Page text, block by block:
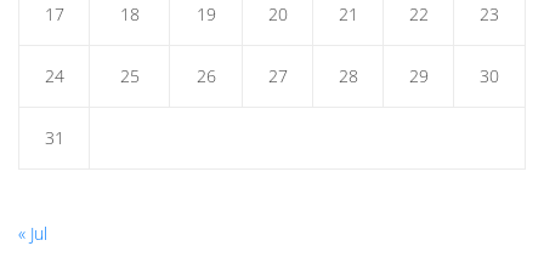
17 18 19 20 21 22 23
24 25 26 27 28 29 30
31
« Jul